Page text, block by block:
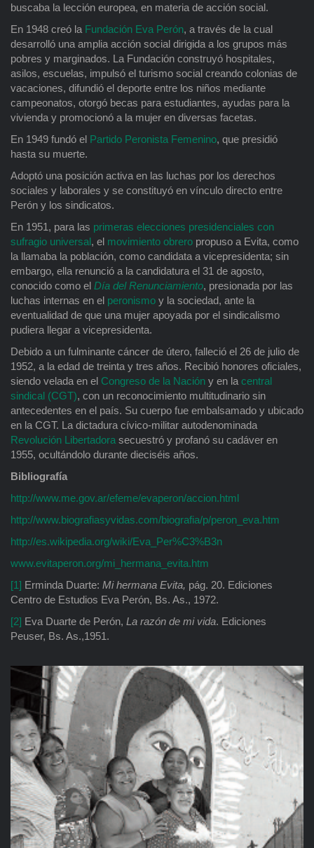
buscaba la lección europea, en materia de acción social.
En 1948 creó la Fundación Eva Perón, a través de la cual
desarrolló una amplia acción social dirigida a los grupos más
pobres y marginados. La Fundación construyó hospitales,
asilos, escuelas, impulsó el turismo social creando colonias de
vacaciones, difundió el deporte entre los niños mediante
campeonatos, otorgó becas para estudiantes, ayudas para la
vivienda y promocionó a la mujer en diversas facetas.
En 1949 fundó el Partido Peronista Femenino, que presidió
hasta su muerte.
Adoptó una posición activa en las luchas por los derechos
sociales y laborales y se constituyó en vínculo directo entre
Perón y los sindicatos.
En 1951, para las primeras elecciones presidenciales con
sufragio universal, el movimiento obrero propuso a Evita, como
la llamaba la población, como candidata a vicepresidenta; sin
embargo, ella renunció a la candidatura el 31 de agosto,
conocido como el Día del Renunciamiento, presionada por las
luchas internas en el peronismo y la sociedad, ante la
eventualidad de que una mujer apoyada por el sindicalismo
pudiera llegar a vicepresidenta.
Debido a un fulminante cáncer de útero, falleció el 26 de julio de
1952, a la edad de treinta y tres años. Recibió honores oficiales,
siendo velada en el Congreso de la Nación y en la central
sindical (CGT), con un reconocimiento multitudinario sin
antecedentes en el país. Su cuerpo fue embalsamado y ubicado
en la CGT. La dictadura cívico-militar autodenominada
Revolución Libertadora secuestró y profanó su cadáver en
1955, ocultándolo durante dieciséis años.
Bibliografía
http://www.me.gov.ar/efeme/evaperon/accion.html
http://www.biografiasyvidas.com/biografia/p/peron_eva.htm
http://es.wikipedia.org/wiki/Eva_Per%C3%B3n
www.evitaperon.org/mi_hermana_evita.htm
[1] Erminda Duarte: Mi hermana Evita, pág. 20. Ediciones
Centro de Estudios Eva Perón, Bs. As., 1972.
[2] Eva Duarte de Perón, La razón de mi vida. Ediciones
Peuser, Bs. As.,1951.